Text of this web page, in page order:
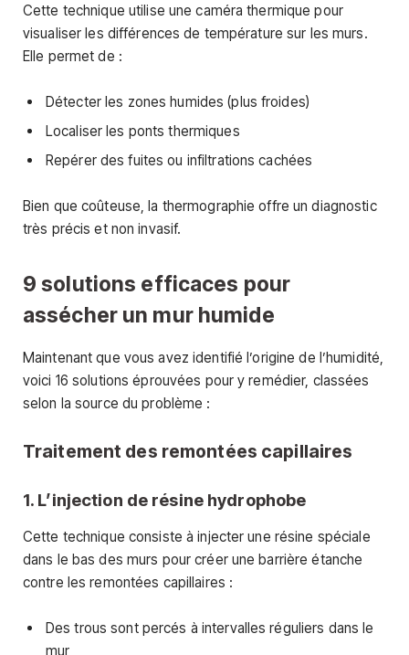
Cette technique utilise une caméra thermique pour
visualiser les différences de température sur les murs.
Elle permet de :
Détecter les zones humides (plus froides)
Localiser les ponts thermiques
Repérer des fuites ou infiltrations cachées
Bien que coûteuse, la thermographie offre un diagnostic
très précis et non invasif.
9 solutions efficaces pour
assécher un mur humide
Maintenant que vous avez identifié l’origine de l’humidité,
voici 16 solutions éprouvées pour y remédier, classées
selon la source du problème :
Traitement des remontées capillaires
1. L’injection de résine hydrophobe
Cette technique consiste à injecter une résine spéciale
dans le bas des murs pour créer une barrière étanche
contre les remontées capillaires :
Des trous sont percés à intervalles réguliers dans le
mur